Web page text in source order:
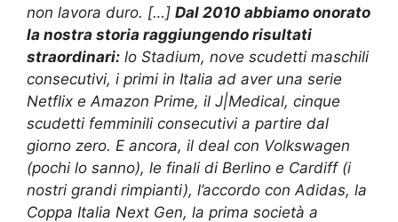
non lavora duro. […] Dal 2010 abbiamo onorato
la nostra storia raggiungendo risultati
straordinari: lo Stadium, nove scudetti maschili
consecutivi, i primi in Italia ad aver una serie
Netflix e Amazon Prime, il J|Medical, cinque
scudetti femminili consecutivi a partire dal
giorno zero. E ancora, il deal con Volkswagen
(pochi lo sanno), le finali di Berlino e Cardiff (i
nostri grandi rimpianti), l’accordo con Adidas, la
Coppa Italia Next Gen, la prima società a